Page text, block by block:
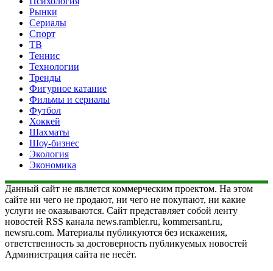
Рынки
Сериалы
Спорт
ТВ
Теннис
Технологии
Тренды
Фигурное катание
Фильмы и сериалы
Футбол
Хоккей
Шахматы
Шоу-бизнес
Экология
Экономика
Данный сайт не является коммерческим проектом. На этом
сайте ни чего не продают, ни чего не покупают, ни какие
услуги не оказываются. Сайт представляет собой ленту
новостей RSS канала news.rambler.ru, kommersant.ru,
newsru.com. Материалы публикуются без искажения,
ответственность за достоверность публикуемых новостей
Администрация сайта не несёт.